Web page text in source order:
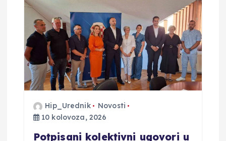
a
o
b
Hip_Urednik
Novosti
10 kolovoza, 2026
Potpisani kolektivni ugovori u